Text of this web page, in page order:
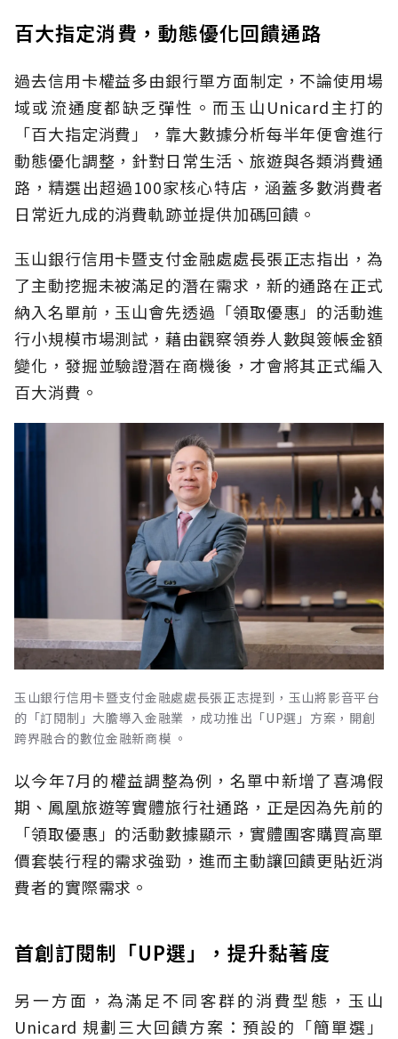
百大指定消費，動態優化回饋通路
過去信用卡權益多由銀行單方面制定，不論使用場
域或流通度都缺乏彈性。而玉山Unicard主打的
「百大指定消費」，靠大數據分析每半年便會進行
動態優化調整，針對日常生活、旅遊與各類消費通
路，精選出超過100家核心特店，涵蓋多數消費者
日常近九成的消費軌跡並提供加碼回饋。
玉山銀行信用卡暨支付金融處處長張正志指出，為
了主動挖掘未被滿足的潛在需求，新的通路在正式
納入名單前，玉山會先透過「領取優惠」的活動進
行小規模市場測試，藉由觀察領券人數與簽帳金額
變化，發掘並驗證潛在商機後，才會將其正式編入
百大消費。
玉山銀行信用卡暨支付金融處處長張正志提到，玉山將影音平台
的「訂閱制」大膽導入金融業 ，成功推出「UP選」方案，開創
跨界融合的數位金融新商模 。
以今年7月的權益調整為例，名單中新增了喜鴻假
期、鳳凰旅遊等實體旅行社通路，正是因為先前的
「領取優惠」的活動數據顯示，實體團客購買高單
價套裝行程的需求強勁，進而主動讓回饋更貼近消
費者的實際需求。
首創訂閱制「UP選」，提升黏著度
另一方面，為滿足不同客群的消費型態，玉山
Unicard 規劃三大回饋方案：預設的「簡單選」